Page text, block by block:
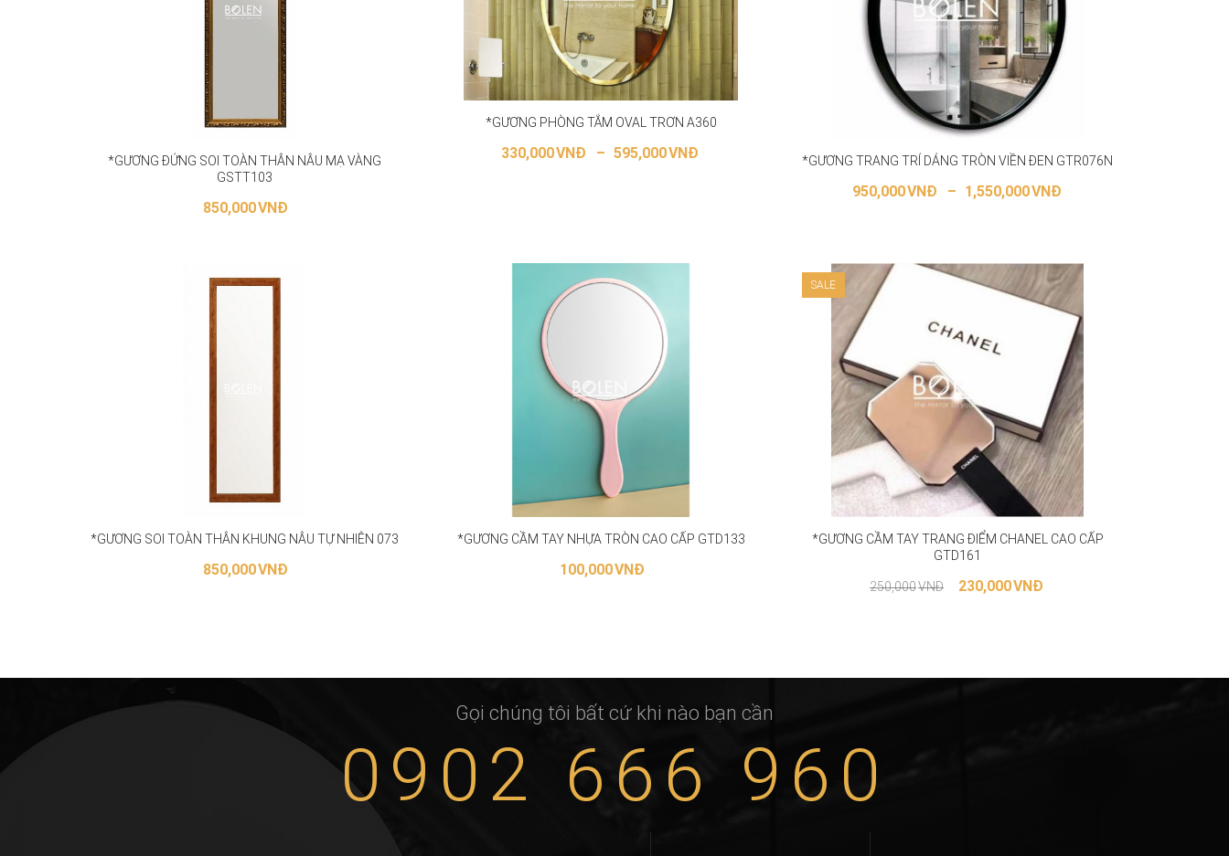
*GƯƠNG ĐỨNG SOI TOÀN THÂN NÂU MẠ VÀNG
GSTT103
850,000VNĐ
*GƯƠNG PHÒNG TẮM OVAL TRƠN A360
330,000VNĐ – 595,000VNĐ *GƯƠNG TRANG TRÍ DÁNG TRÒN VIỀN ĐEN GTR076N
950,000VNĐ – 1,550,000VNĐ
*GƯƠNG SOI TOÀN THÂN KHUNG NÂU TỰ NHIÊN 073
850,000VNĐ
*GƯƠNG CẦM TAY NHỰA TRÒN CAO CẤP GTD133
100,000VNĐ
SALE
*GƯƠNG CẦM TAY TRANG ĐIỂM CHANEL CAO CẤP
GTD161
250,000VNĐ 230,000VNĐ
Gọi chúng tôi bất cứ khi nào bạn cần
0902 666 960